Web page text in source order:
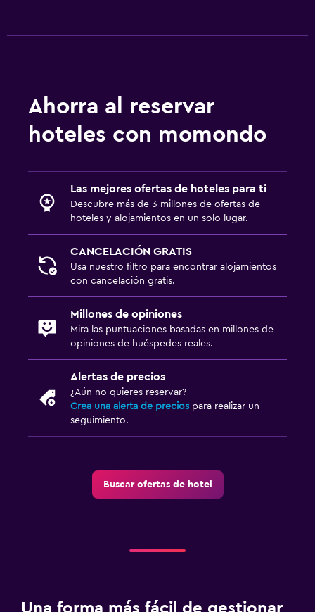
Acondicionador
Centro de negocios
Servicio de despertador
Servicio de conserjería
Minimercado en las instalaciones
Servicio de habitaciones
Check-out exprés
Check-in/check-out privado
Recepción 24 horas
Caja fuerte
Comedor
Menús para dietas especiales (bajo petición)
La comida se puede entregar en el alojamiento
Ahorra al reservar
hoteles con momondo
Las mejores ofertas de hoteles para ti
Descubre más de 3 millones de ofertas de
hoteles y alojamientos en un solo lugar.
CANCELACIÓN GRATIS
Usa nuestro filtro para encontrar alojamientos
con cancelación gratis.
Millones de opiniones
Mira las puntuaciones basadas en millones de
opiniones de huéspedes reales.
Alertas de precios
¿Aún no quieres reservar?
Crea una alerta de precios para realizar un
seguimiento.
Buscar ofertas de hotel
Una forma más fácil de gestionar